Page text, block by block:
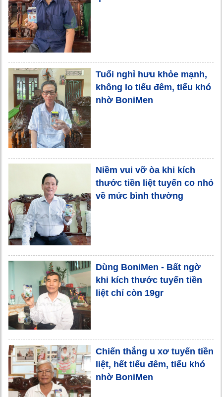
Tuổi nghỉ hưu khỏe mạnh,
không lo tiểu đêm, tiểu khó
nhờ BoniMen
Niềm vui vỡ òa khi kích
thước tiền liệt tuyến co nhỏ
về mức bình thường
Dùng BoniMen - Bất ngờ
khi kích thước tuyến tiền
liệt chỉ còn 19gr
Chiến thắng u xơ tuyến tiền
liệt, hết tiểu đêm, tiểu khó
nhờ BoniMen